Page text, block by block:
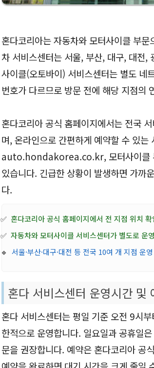
혼다코리아는 자동차와 모터사이클 부
차 서비스센터는 서울, 부산, 대구, 대전,
사이클(오토바이) 서비스센터는 별도 네
번호가 다르므로 방문 전에 해당 지점의
혼다코리아 공식 홈페이지에서는 전국
며, 온라인으로 간편하게 예약할 수 있
auto.hondakorea.co.kr, 모터사이클
있습니다. 긴급한 상황이 발생하면 가까
다.
✅ 혼다코리아 공식 홈페이지에서 전 지점 위치 확
✅ 자동차와 모터사이클 서비스센터가 별도로 운영
🔹 서울·부산·대구·대전 등 전국 10여 개 지점 운
혼다 서비스센터 운영시간 및
혼다 서비스센터는 평일 기준 오전 9시
한적으로 운영합니다. 일요일과 공휴일
문을 권장합니다. 예약은 혼다코리아 공